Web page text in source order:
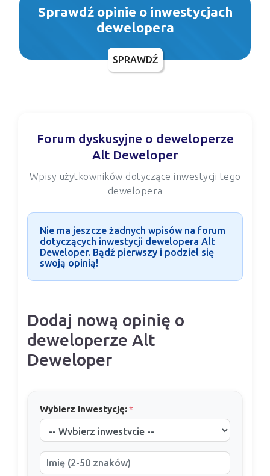
Sprawdź opinie o inwestycjach
dewelopera
SPRAWDŹ
Forum dyskusyjne o deweloperze
Alt Deweloper
Wpisy użytkowników dotyczące inwestycji tego
dewelopera
Nie ma jeszcze żadnych wpisów na forum
dotyczących inwestycji dewelopera Alt
Deweloper. Bądź pierwszy i podziel się
swoją opinią!
Dodaj nową opinię o
deweloperze Alt
Deweloper
Wybierz inwestycję:*